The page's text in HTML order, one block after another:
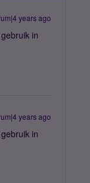
years ago
in
years ago
in